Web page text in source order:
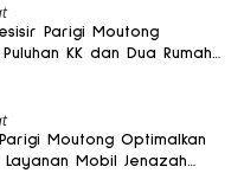
Parigi Moutong
KK dan Dua Rumah
Moutong Optimalkan
Layanan Mobil Jenazah